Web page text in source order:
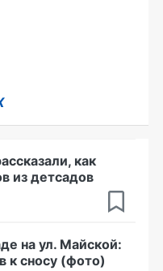
как
из детсадов
на ул. Майской:
к сносу (фото)